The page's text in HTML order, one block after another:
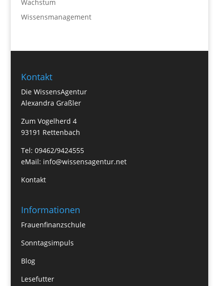
Wachstum
Wissensmanagement
Kontakt
Die WissensAgentur
Alexandra Graßler
Zum Vogelherd 4
93191 Rettenbach
Tel: 09462/9424555
eMail: info@wissensagentur.net
Kontakt
Informationen
Frauenfinanzschule
Sonntagsimpuls
Blog
Lesefutter